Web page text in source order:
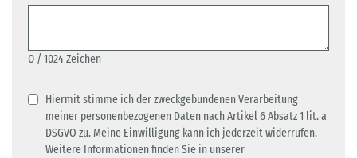
0 / 1024 Zeichen
Hiermit stimme ich der zweckgebundenen Verarbeitung
meiner personenbezogenen Daten nach Artikel 6 Absatz 1 lit. a
DSGVO zu. Meine Einwilligung kann ich jederzeit widerrufen.
Weitere Informationen finden Sie in unserer